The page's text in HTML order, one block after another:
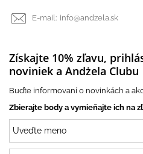
E-mail: info@andzela.sk
Získajte 10% zľavu,
noviniek a Andżela Clubu
Buďte informovaní o novinkách a
Zbierajte body a vymieňajte ich na